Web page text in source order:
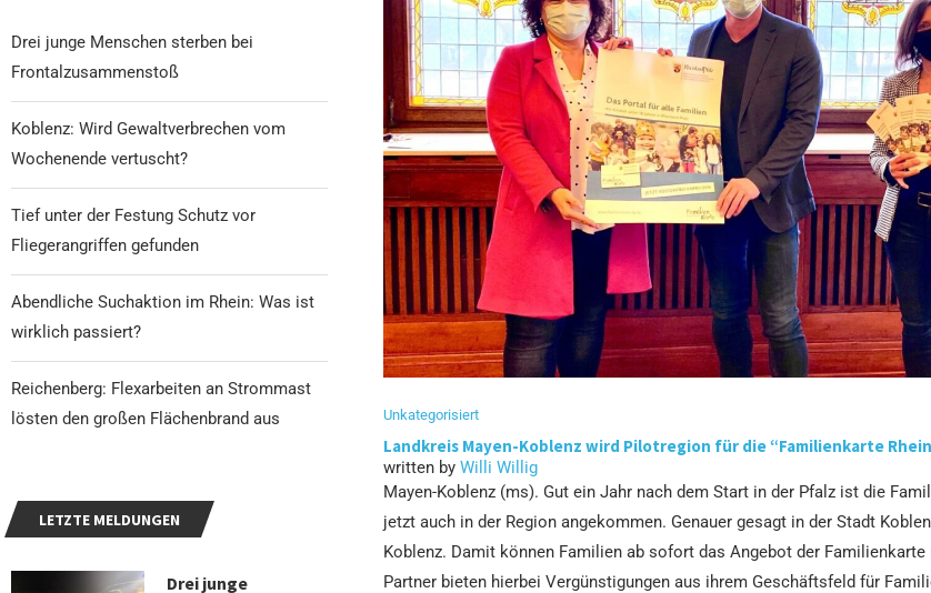
Unkategorisiert
Landkreis Mayen-Koblenz wird Pilotregion für die “Familienkarte
written by Willi Willig
Mayen-Koblenz (ms). Gut ein Jahr nach dem Start in der Pfalz ist die
jetzt auch in der Region angekommen. Genauer gesagt in der Stadt
Koblenz. Damit können Familien ab sofort das Angebot der Familienkarte
Partner bieten hierbei Vergünstigungen aus ihrem Geschäftsfeld für
Drei junge Menschen sterben bei
Frontalzusammenstoß
Koblenz: Wird Gewaltverbrechen vom
Wochenende vertuscht?
Tief unter der Festung Schutz vor
Fliegerangriffen gefunden
Abendliche Suchaktion im Rhein: Was ist
wirklich passiert?
Reichenberg: Flexarbeiten an Strommast
lösten den großen Flächenbrand aus
LETZTE MELDUNGEN
Drei junge